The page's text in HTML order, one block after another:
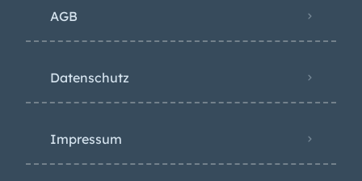
AGB
Datenschutz
Impressum